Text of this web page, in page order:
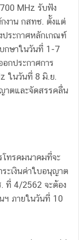
MHz รับฟัง
งาน กสทช. ตั้งแต่
ประกาศหลักเกณฑ์
บกษาในวันที่ 1-7
กประกาศการ
ในวันที่ 8 มิ.ย.
าตและจัดสรรคลื่น
ทรคมนาคมที่จะ
ระเงินค่าใบอนุญาต
ที่ 4/2562 จะต้อง
ฯ ภายในวันที่ 10